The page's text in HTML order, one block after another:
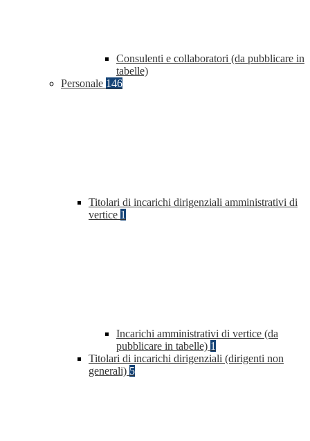
Consulenti e collaboratori (da pubblicare in
tabelle)
Personale 146
Titolari di incarichi dirigenziali amministrativi di
vertice 1
Incarichi amministrativi di vertice (da
pubblicare in tabelle) 1
Titolari di incarichi dirigenziali (dirigenti non
generali) 5